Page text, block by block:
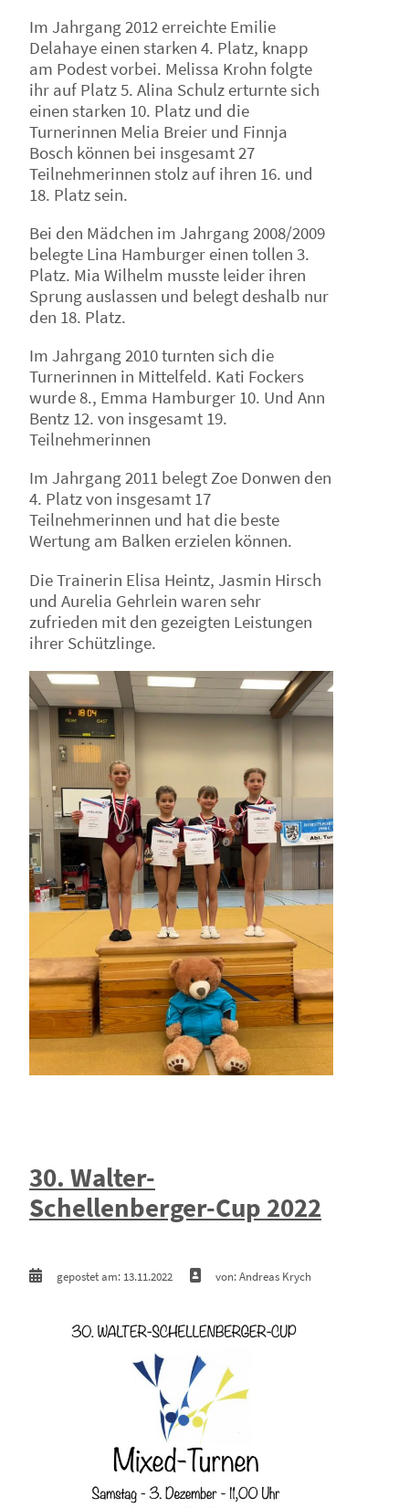
Im Jahrgang 2012 erreichte Emilie
Delahaye einen starken 4. Platz, knapp
am Podest vorbei. Melissa Krohn folgte
ihr auf Platz 5. Alina Schulz erturnte sich
einen starken 10. Platz und die
Turnerinnen Melia Breier und Finnja
Bosch können bei insgesamt 27
Teilnehmerinnen stolz auf ihren 16. und
18. Platz sein.
Bei den Mädchen im Jahrgang 2008/2009
belegte Lina Hamburger einen tollen 3.
Platz. Mia Wilhelm musste leider ihren
Sprung auslassen und belegt deshalb nur
den 18. Platz.
Im Jahrgang 2010 turnten sich die
Turnerinnen in Mittelfeld. Kati Fockers
wurde 8., Emma Hamburger 10. Und Ann
Bentz 12. von insgesamt 19.
Teilnehmerinnen
Im Jahrgang 2011 belegt Zoe Donwen den
4. Platz von insgesamt 17
Teilnehmerinnen und hat die beste
Wertung am Balken erzielen können.
Die Trainerin Elisa Heintz, Jasmin Hirsch
und Aurelia Gehrlein waren sehr
zufrieden mit den gezeigten Leistungen
ihrer Schützlinge.
30. Walter-
Schellenberger-Cup 2022
gepostet am: 13.11.2022 von: Andreas Krych